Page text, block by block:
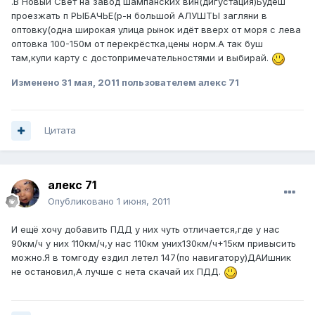
проезжать п РЫБАЧЬЕ(р-н большой АЛУШТЫ загляни в
оптовку(одна широкая улица рынок идёт вверх от моря с лева
оптовка 100-150м от перекрёстка,цены норм.А так буш
там,купи карту с достопримечательностями и выбирай.
Изменено 31 мая, 2011 пользователем алекс 71
Цитата
алекс 71
Опубликовано 1 июня, 2011
И ещё хочу добавить ПДД у них чуть отличается,где у нас
90км/ч у них 110км/ч,у нас 110км уних130км/ч+15км привысить
можно.Я в томгоду ездил летел 147(по навигатору)ДАИшник
не остановил,А лучше с нета скачай их ПДД.